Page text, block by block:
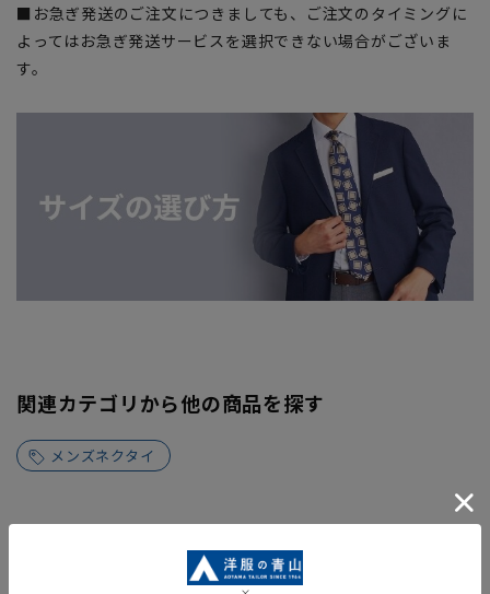
■お急ぎ発送のご注文につきましても、ご注文のタイミングに
よってはお急ぎ発送サービスを選択できない場合がございま
す。
関連カテゴリから他の商品を探す
メンズネクタイ
同シリーズアイテム・関連アイテム